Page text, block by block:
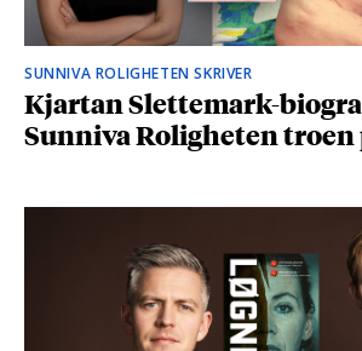
SUNNIVA ROLIGHETEN SKRIVER
Kjartan Slettemark-
Sunniva Roligheten